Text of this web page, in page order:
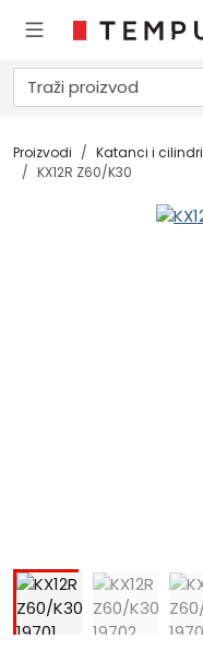
Proizvodi Katanci i cilindri
KX12R Z60/K30